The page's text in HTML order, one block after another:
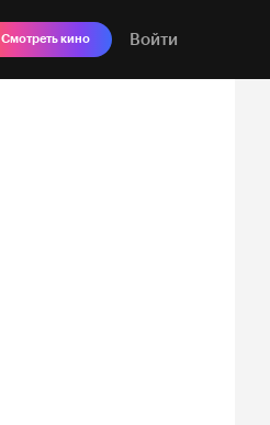
Смотреть кино Войти